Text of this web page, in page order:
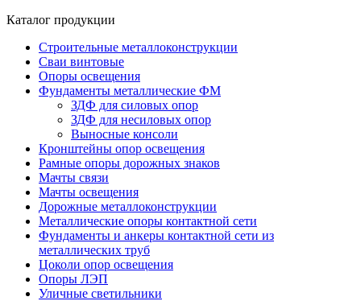
Каталог продукции
Строительные металлоконструкции
Сваи винтовые
Опоры освещения
Фундаменты металлические ФМ
ЗДФ для силовых опор
ЗДФ для несиловых опор
Выносные консоли
Кронштейны опор освещения
Рамные опоры дорожных знаков
Мачты связи
Мачты освещения
Дорожные металлоконструкции
Металлические опоры контактной сети
Фундаменты и анкеры контактной сети из
металлических труб
Цоколи опор освещения
Опоры ЛЭП
Уличные светильники